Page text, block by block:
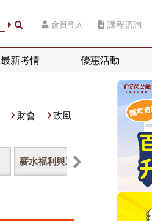
會員登入 課程諮詢
最新考情 優惠活動
財會
政風
薪水福利與工作內容 考古題